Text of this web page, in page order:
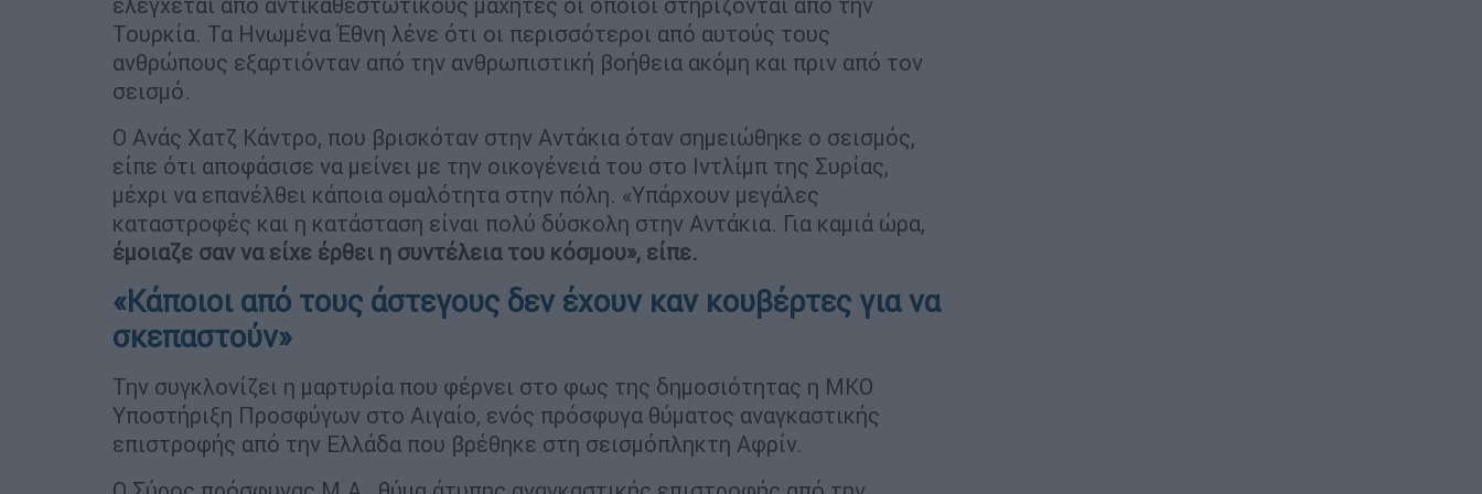
Τουρκία. Τα Ηνωμένα Έθνη λένε ότι οι περισσότεροι από αυτούς τους
ανθρώπους εξαρτιόνταν από την ανθρωπιστική βοήθεια ακόμη και πριν από τον
σεισμό.
Ο Ανάς Χατζ Κάντρο, που βρισκόταν στην Αντάκια όταν σημειώθηκε ο σεισμός,
είπε ότι αποφάσισε να μείνει με την οικογένειά του στο Ιντλίμπ της Συρίας,
μέχρι να επανέλθει κάποια ομαλότητα στην πόλη. «Υπάρχουν μεγάλες
καταστροφές και η κατάσταση είναι πολύ δύσκολη στην Αντάκια. Για καμιά ώρα,
έμοιαζε σαν να είχε έρθει η συντέλεια του κόσμου», είπε.
«Κάποιοι από τους άστεγους δεν έχουν καν κουβέρτες για να
σκεπαστούν»
Την συγκλονίζει η μαρτυρία που φέρνει στο φως της δημοσιότητας η ΜΚΟ
Υποστήριξη Προσφύγων στο Αιγαίο, ενός πρόσφυγα θύματος αναγκαστικής
επιστροφής από την Ελλάδα που βρέθηκε στη σεισμόπληκτη Αφρίν.